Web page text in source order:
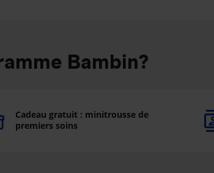
Bambin?
Cadeau gratuit : minitrousse de
premiers soins